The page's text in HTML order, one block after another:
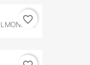
MONDE...
favorite_border